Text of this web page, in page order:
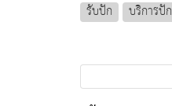
รับปัก บริการปัก